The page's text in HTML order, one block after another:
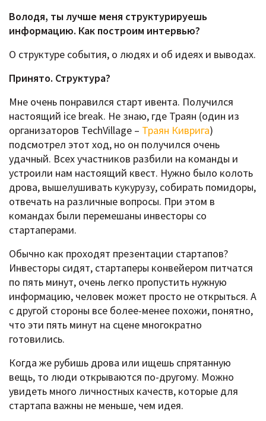
Володя, ты лучше меня структурируешь
информацию. Как построим интервью?
О структуре события, о людях и об идеях и выводах.
Принято. Структура?
Мне очень понравился старт ивента. Получился
настоящий ice break. Не знаю, где Траян (один из
организаторов TechVillage – Траян Киврига)
подсмотрел этот ход, но он получился очень
удачный. Всех участников разбили на команды и
устроили нам настоящий квест. Нужно было колоть
дрова, вышелушивать кукурузу, собирать помидоры,
отвечать на различные вопросы. При этом в
командах были перемешаны инвесторы со
стартаперами.
Обычно как проходят презентации стартапов?
Инвесторы сидят, стартаперы конвейером питчатся
по пять минут, очень легко пропустить нужную
информацию, человек может просто не открыться. А
с другой стороны все более-менее похожи, понятно,
что эти пять минут на сцене многократно
готовились.
Когда же рубишь дрова или ищешь спрятанную
вещь, то люди открываются по-другому. Можно
увидеть много личностных качеств, которые для
стартапа важны не меньше, чем идея.